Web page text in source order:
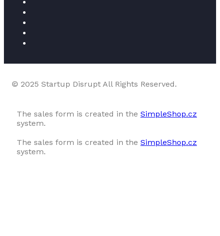
© 2025 Startup Disrupt All Rights Reserved.
The sales form is created in the SimpleShop.cz
system.
The sales form is created in the SimpleShop.cz
system.